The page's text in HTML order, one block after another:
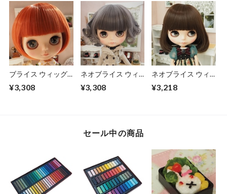
ル Blythe Pulip
ール Blythe Pulip
ブライス ウィッグ
ンシアレッド 10イ
¥3,308
ネオブライス ウィ
ルボブ グレイアッ
¥3,308
ネオブライス ウィ
ィアムボブ OE 10イ
¥3,218
セール中の商品